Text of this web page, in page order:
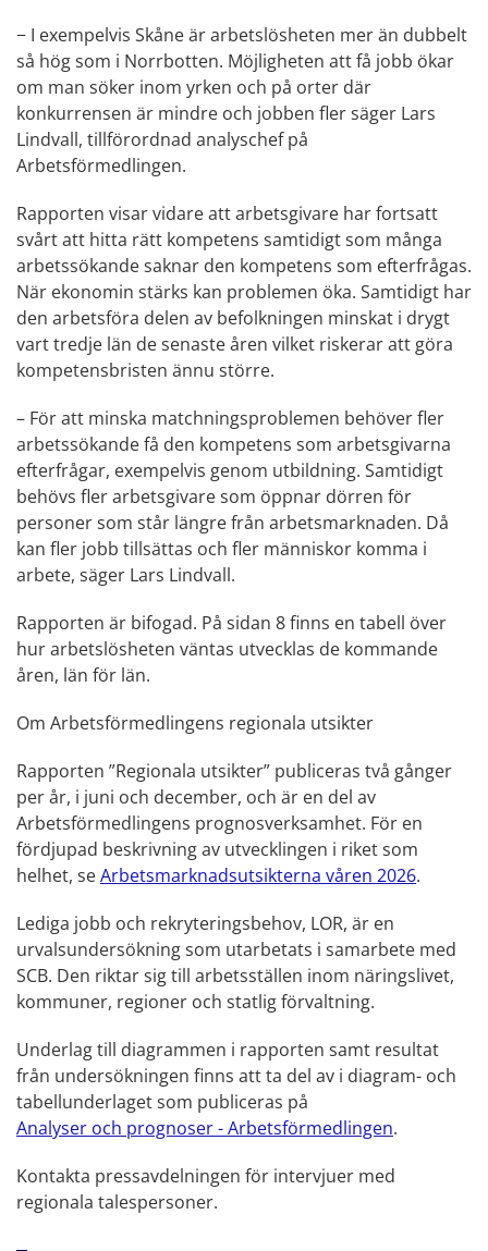
− I exempelvis Skåne är arbetslösheten mer än dubbelt
så hög som i Norrbotten. Möjligheten att få jobb ökar
om man söker inom yrken och på orter där
konkurrensen är mindre och jobben fler säger Lars
Lindvall, tillförordnad analyschef på
Arbetsförmedlingen.
Rapporten visar vidare att arbetsgivare har fortsatt
svårt att hitta rätt kompetens samtidigt som många
arbetssökande saknar den kompetens som efterfrågas.
När ekonomin stärks kan problemen öka. Samtidigt har
den arbetsföra delen av befolkningen minskat i drygt
vart tredje län de senaste åren vilket riskerar att göra
kompetensbristen ännu större.
– För att minska matchningsproblemen behöver fler
arbetssökande få den kompetens som arbetsgivarna
efterfrågar, exempelvis genom utbildning. Samtidigt
behövs fler arbetsgivare som öppnar dörren för
personer som står längre från arbetsmarknaden. Då
kan fler jobb tillsättas och fler människor komma i
arbete, säger Lars Lindvall.
Rapporten är bifogad. På sidan 8 finns en tabell över
hur arbetslösheten väntas utvecklas de kommande
åren, län för län.
Om Arbetsförmedlingens regionala utsikter
Rapporten ”Regionala utsikter” publiceras två gånger
per år, i juni och december, och är en del av
Arbetsförmedlingens prognosverksamhet. För en
fördjupad beskrivning av utvecklingen i riket som
helhet, seArbetsmarknadsutsikterna våren 2026.
Lediga jobb och rekryteringsbehov, LOR, är en
urvalsundersökning som utarbetats i samarbete med
SCB. Den riktar sig till arbetsställen inom näringslivet,
kommuner, regioner och statlig förvaltning.
Underlag till diagrammen i rapporten samt resultat
från undersökningen finns att ta del av i diagram- och
tabellunderlaget som publiceras på
Analyser och prognoser - Arbetsförmedlingen.
Kontakta pressavdelningen för intervjuer med
regionala talespersoner.